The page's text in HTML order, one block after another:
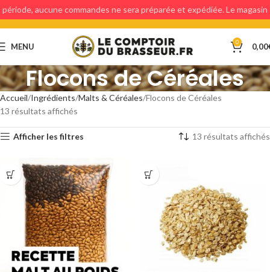
MENU 0 0,00
Flocons de Céréales
Accueil Ingrédients Malts & Céréales Flocons de Céréales
13 résultats affichés
Afficher les filtres 13 résultats affichés
période, aucune commandes ne sera préparée et expédiée. Le magasin
étant fermé, aucun retraits en magasin ne sera possible.